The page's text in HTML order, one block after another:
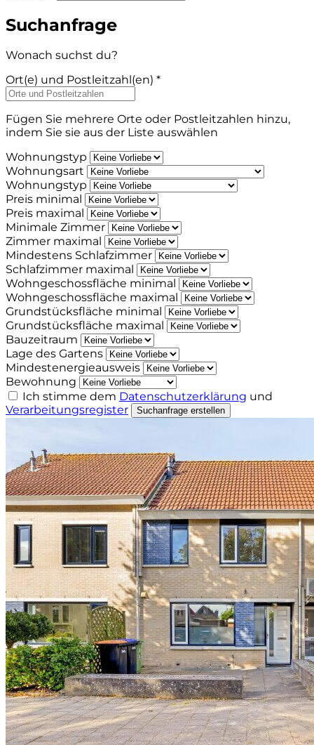
Suchanfrage
Wonach suchst du?
Ort(e) und Postleitzahl(en) *
Fügen Sie mehrere Orte oder Postleitzahlen hinzu,
indem Sie sie aus der Liste auswählen
Wohnungstyp
Wohnungsart
Wohnungstyp
Preis minimal
Preis maximal
Minimale Zimmer
Zimmer maximal
Mindestens Schlafzimmer
Schlafzimmer maximal
Wohngeschossfläche minimal
Wohngeschossfläche maximal
Grundstücksfläche minimal
Grundstücksfläche maximal
Bauzeitraum
Lage des Gartens
Mindestenergieausweis
Bewohnung
Ich stimme dem Datenschutzerklärung und
Verarbeitungsregister
Suchanfrage erstellen